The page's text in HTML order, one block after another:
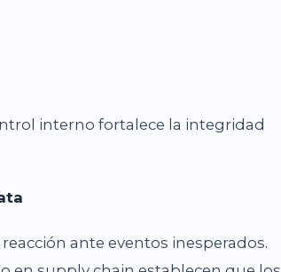
interno fortalece la integridad
ante eventos inesperados.